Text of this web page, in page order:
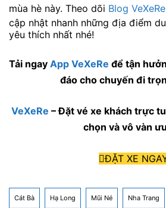
mùa hè này. Theo dõi Blog VeXeRe
cập nhật nhanh những địa điểm
yêu thích nhất nhé!
Tải ngay App VeXeRe để tận
đáo cho chuyến đi
VeXeRe – Đặt vé xe khách trực
chọn và vô vàn
ĐẶT XE
Cát Bà Hạ Long Mũi Né Nha Trang